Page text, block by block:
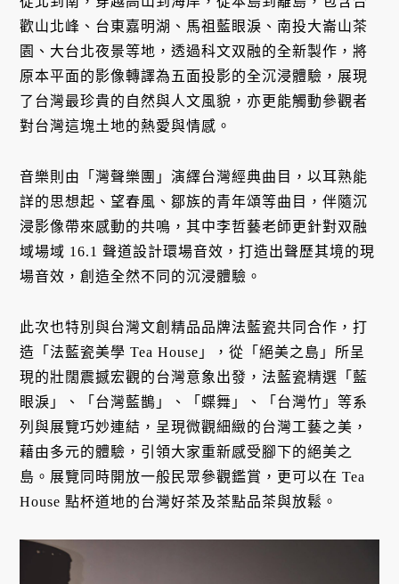
歡山北峰、台東嘉明湖、馬祖藍眼淚、南投大崙山茶
園、大台北夜景等地，透過科文双融的全新製作，將
原本平面的影像轉譯為五面投影的全沉浸體驗，展現
了台灣最珍貴的自然與人文風貌，亦更能觸動參觀者
對台灣這塊土地的熱愛與情感。
音樂則由「灣聲樂團」演繹台灣經典曲目，以耳熟能
詳的思想起、望春風、鄒族的青年頌等曲目，伴隨沉
浸影像帶來感動的共鳴，其中李哲藝老師更針對双融
域場域 16.1 聲道設計環場音效，打造出聲歷其境的現
場音效，創造全然不同的沉浸體驗。
此次也特別與台灣文創精品品牌法藍瓷共同合作，打
造「法藍瓷美學 Tea House」，從「絕美之島」所呈
現的壯闊震撼宏觀的台灣意象出發，法藍瓷精選「藍
眼淚」、「台灣藍鵲」、「蝶舞」、「台灣竹」等系
列與展覽巧妙連結，呈現微觀細緻的台灣工藝之美，
藉由多元的體驗，引領大家重新感受腳下的絕美之
島。展覽同時開放一般民眾參觀鑑賞，更可以在 Tea
House 點杯道地的台灣好茶及茶點品茶與放鬆。